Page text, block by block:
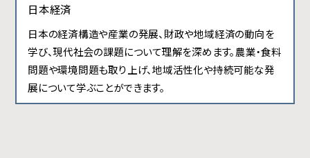
日本経済
日本の経済構造や産業の発展、財政や地域経済の動向を
学び、現代社会の課題について理解を深めます。農業・食料
問題や環境問題も取り上げ、地域活性化や持続可能な発
展について学ぶことができます。